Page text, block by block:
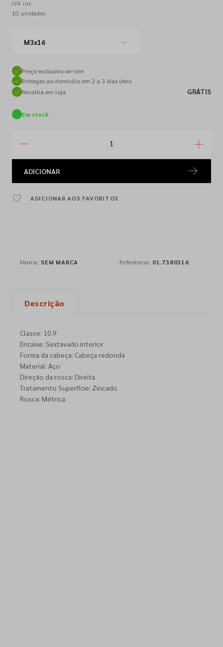
IVA inc.
10 unidades
M3x16
Preço exclusivo on-line
Entregas ao domicílio em 2 a 3 dias úteis
Recolha em loja
GRÁTIS
Em stock
ADICIONAR
ADICIONAR AOS FAVORITOS
Marca: SEM MARCA Referência: 01.7380316
Descrição
Classe: 10.9
Encaixe: Sextavado interior
Forma da cabeça: Cabeça redonda
Material: Aço
Direção da rosca: Direita
Tratamento Superfície: Zincado
Rosca: Métrica